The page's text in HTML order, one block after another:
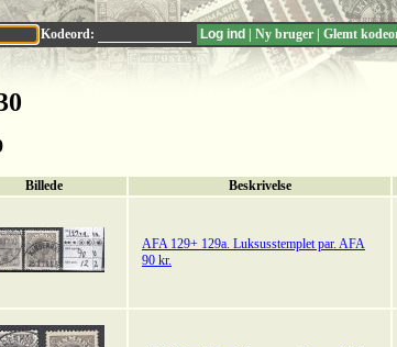
Kodeord: Ny bruger Glemt
Billede Beskrivelse
AFA 129+ 129a. Luksusstemplet par. AFA
90 kr.